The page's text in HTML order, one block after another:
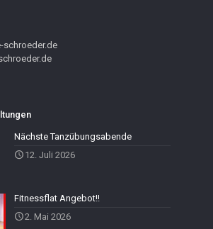
schroeder.de
Nächste Tanzübungsabende
12. Juli 2026
Fitnessflat Angebot!!
2. Mai 2026